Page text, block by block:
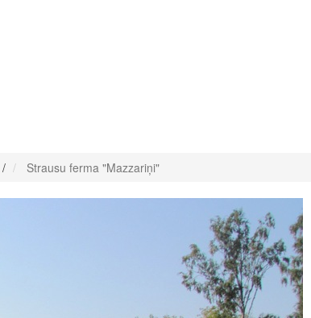
/ Strausu ferma "Mazzariņi"